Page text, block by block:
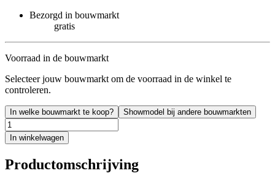
Bezorgd in bouwmarkt
gratis
Voorraad in de bouwmarkt
Selecteer jouw bouwmarkt om de voorraad in de winkel te
controleren.
In welke bouwmarkt te koop? Showmodel bij andere bouwmarkten
In winkelwagen
Productomschrijving